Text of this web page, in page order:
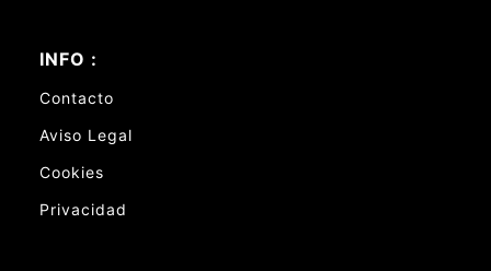
INFO :
Contacto
Aviso Legal
Cookies
Privacidad